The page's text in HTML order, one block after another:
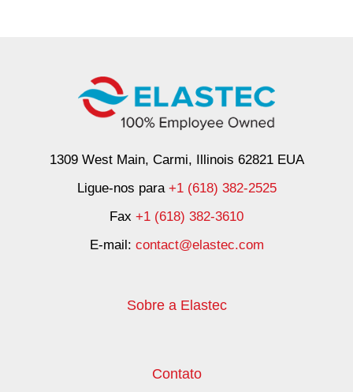
1309 West Main, Carmi, Illinois 62821 EUA
Ligue-nos para +1 (618) 382-2525
Fax +1 (618) 382-3610
E-mail: contact@elastec.com
Sobre a Elastec
Contato